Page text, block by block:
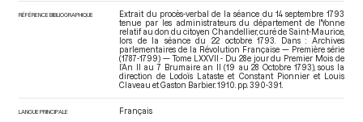
RÉFÉRENCE BIBLIOGRAPHIQUE
Extrait du procès-verbal de la séance du 14 septembre 1793
tenue par les administrateurs du département de l'Yonne
relatif au don du citoyen Chandellier, curé de Saint-Maurice,
lors de la séance du 22 octobre 1793. Dans : Archives
parlementaires de la Révolution Française — Première série
(1787-1799) — Tome LXXVII - Du 28e jour du Premier Mois de
l’An II au 7 Brumaire an II (19 au 28 Octobre 1793), sous la
direction de Lodoïs Lataste et Constant Pionnier et Louis
Claveau et Gaston Barbier. 1910. pp. 390-391.
LANGUE PRINCIPALE Français